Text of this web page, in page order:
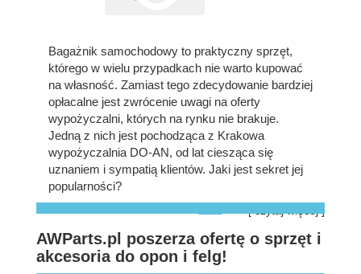
Bagażnik samochodowy to praktyczny sprzęt,
którego w wielu przypadkach nie warto kupować
na własność. Zamiast tego zdecydowanie bardziej
opłacalne jest zwrócenie uwagi na oferty
wypożyczalni, których na rynku nie brakuje.
Jedną z nich jest pochodząca z Krakowa
wypożyczalnia DO-AN, od lat ciesząca się
uznaniem i sympatią klientów. Jaki jest sekret jej
popularności?
AWParts.pl poszerza ofertę o sprzęt i
akcesoria do opon i felg!